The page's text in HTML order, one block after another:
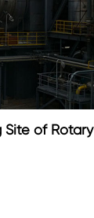
Site of Rotary